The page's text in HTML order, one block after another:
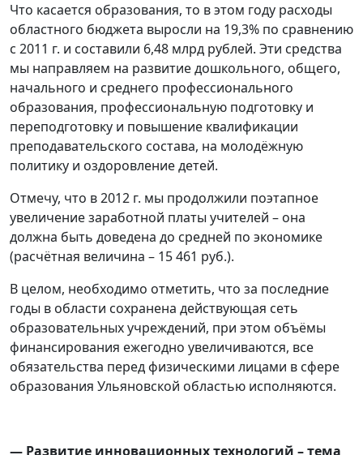
Что касается образования, то в этом году расходы
областного бюджета выросли на 19,3% по сравнению
с 2011 г. и составили 6,48 млрд рублей. Эти средства
мы направляем на развитие дошкольного, общего,
начального и среднего профессионального
образования, профессиональную подготовку и
переподготовку и повышение квалификации
преподавательского состава, на молодёжную
политику и оздоровление детей.
Отмечу, что в 2012 г. мы продолжили поэтапное
увеличение заработной платы учителей – она
должна быть доведена до средней по экономике
(расчётная величина – 15 461 руб.).
В целом, необходимо отметить, что за последние
годы в области сохранена действующая сеть
образовательных учреждений, при этом объёмы
финансирования ежегодно увеличиваются, все
обязательства перед физическими лицами в сфере
образования Ульяновской областью исполняются.
— Развитие инновационных технологий – тема